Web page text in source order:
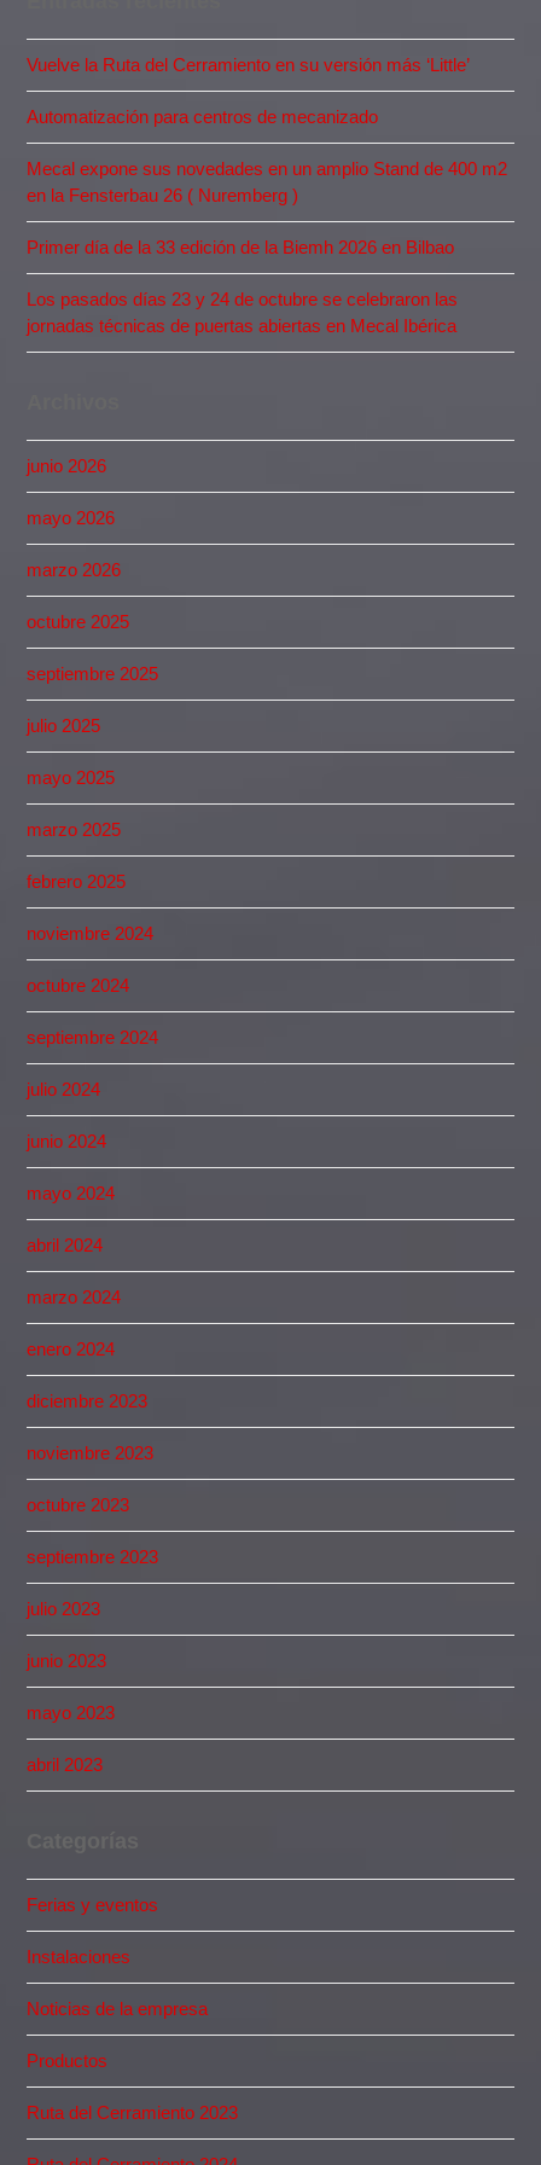
Vuelve la Ruta del Cerramiento en su versión más ‘Little’
Automatización para centros de mecanizado
Mecal expone sus novedades en un amplio Stand de 400 m2
en la Fensterbau 26 ( Nuremberg )
Primer día de la 33 edición de la Biemh 2026 en Bilbao
Los pasados días 23 y 24 de octubre se celebraron las
jornadas técnicas de puertas abiertas en Mecal Ibérica
junio 2026
mayo 2026
marzo 2026
octubre 2025
septiembre 2025
julio 2025
mayo 2025
marzo 2025
febrero 2025
noviembre 2024
octubre 2024
septiembre 2024
julio 2024
junio 2024
mayo 2024
abril 2024
marzo 2024
enero 2024
diciembre 2023
noviembre 2023
octubre 2023
septiembre 2023
julio 2023
junio 2023
mayo 2023
abril 2023
Ferias y eventos
Instalaciones
Noticias de la empresa
Productos
Ruta del Cerramiento 2023